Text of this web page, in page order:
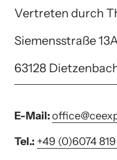
Vertreten durch
Siemensstraße
63128
E-Mail:
Tel.: +49 (0)6074 819